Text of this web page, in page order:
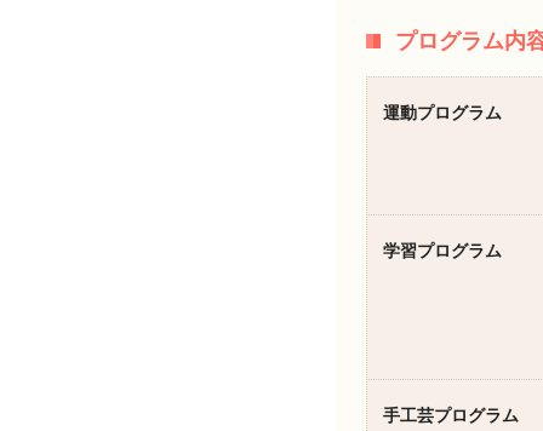
プログラム内
運動プログラム
学習プログラム
手工芸プログラム